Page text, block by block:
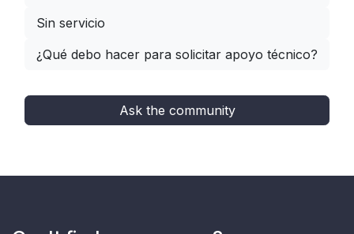
Sin servicio
¿Qué debo hacer para solicitar apoyo técnico?
Ask the community